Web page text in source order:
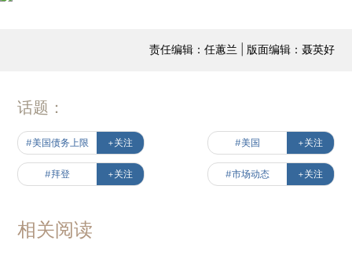
责任编辑：任蕙兰 | 版面编辑：聂英好
话题：
#美国债务上限 +关注 #美国 +关注
#拜登 +关注 #市场动态 +关注
相关阅读